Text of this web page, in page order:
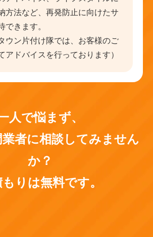
方法など、再発防止に向けたサ
できます。
ウン片付け隊では、お客様のご
アドバイスを行っております）
人で悩まず、
業者に相談してみません
か？
もりは無料です。